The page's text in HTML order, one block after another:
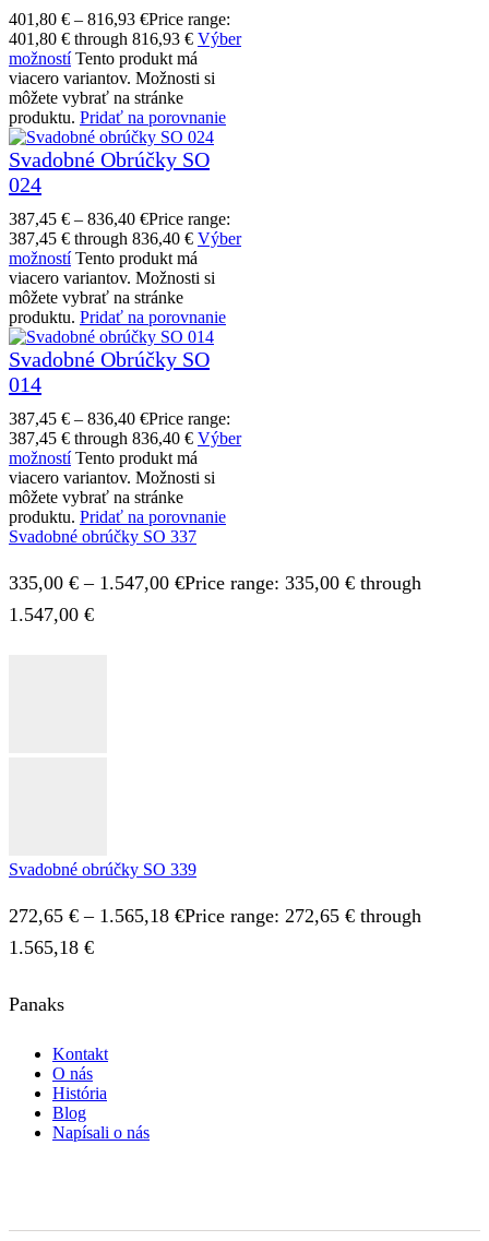
401,80 € – 816,93 €Price range:
401,80 € through 816,93 € Výber
možností Tento produkt má
viacero variantov. Možnosti si
môžete vybrať na stránke
produktu. Pridať na porovnanie
Svadobné Obrúčky SO
024
387,45 € – 836,40 €Price range:
387,45 € through 836,40 € Výber
možností Tento produkt má
viacero variantov. Možnosti si
môžete vybrať na stránke
produktu. Pridať na porovnanie
Svadobné Obrúčky SO
014
387,45 € – 836,40 €Price range:
387,45 € through 836,40 € Výber
možností Tento produkt má
viacero variantov. Možnosti si
môžete vybrať na stránke
produktu. Pridať na porovnanie
Svadobné obrúčky SO 337
335,00 € – 1.547,00 €Price range: 335,00 € through
1.547,00 €
Svadobné obrúčky SO 339
272,65 € – 1.565,18 €Price range: 272,65 € through
1.565,18 €
Panaks
Kontakt
O nás
História
Blog
Napísali o nás